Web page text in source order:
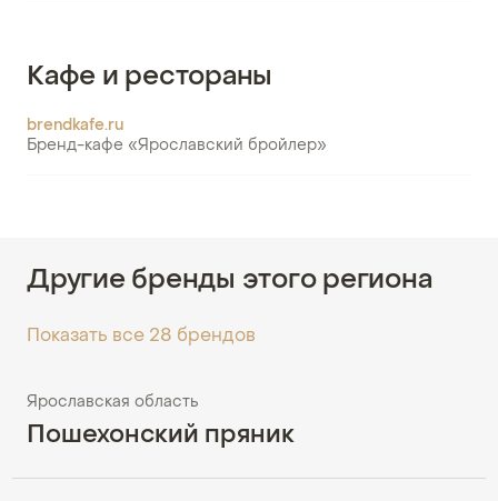
Кафе и рестораны
brendkafe.ru
Бренд-кафе «Ярославский бройлер»
Другие бренды этого региона
Показать все 28 брендов
Ярославская область
Пошехонский пряник